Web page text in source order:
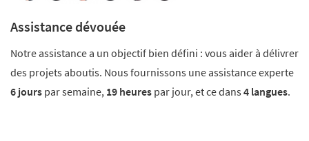
Assistance dévouée
Notre assistance a un objectif bien défini : vous aider à délivrer
des projets aboutis. Nous fournissons une assistance experte
6 jours par semaine, 19 heures par jour, et ce dans 4 langues.